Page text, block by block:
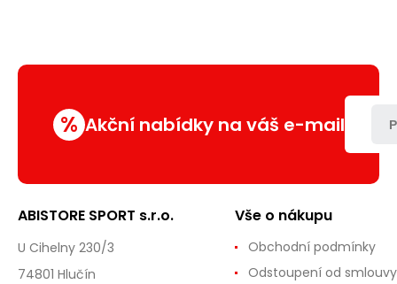
% Akční nabídky na váš e-mail
ABISTORE SPORT s.r.o.
U Cihelny 230/3
74801 Hlučín
Vše o nákupu
Obchodní podmínky
Odstoupení od smlouvy